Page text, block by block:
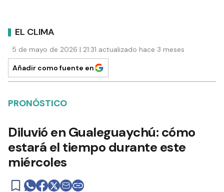
EL CLIMA
5 de mayo de 2026 | 21:31 actualizado hace 3 meses
Añadir como fuente en
PRONÓSTICO
Diluvió en Gualeguaychú: cómo
estará el tiempo durante este
miércoles